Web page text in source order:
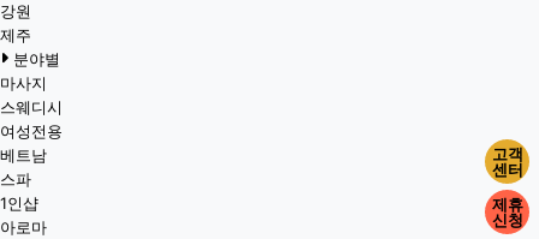
강원
제주
분야별
마사지
스웨디시
여성전용
베트남
스파
1인샵
아로마
고객
센터
제휴
신청